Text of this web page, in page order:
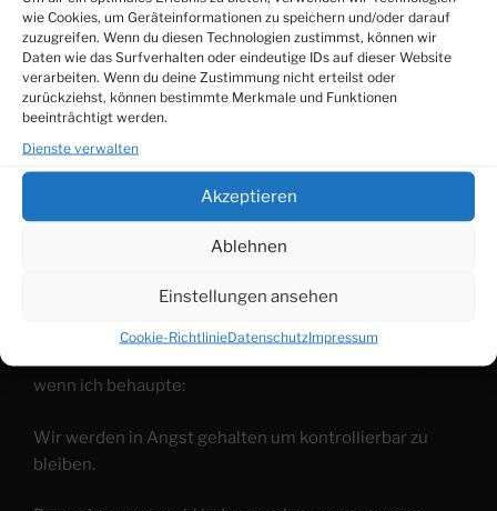
wie Cookies, um Geräteinformationen zu speichern und/oder darauf
zuzugreifen. Wenn du diesen Technologien zustimmst, können wir
Daten wie das Surfverhalten oder eindeutige IDs auf dieser Website
verarbeiten. Wenn du deine Zustimmung nicht erteilst oder
zurückziehst, können bestimmte Merkmale und Funktionen
beeinträchtigt werden.
Dienste verwalten
Akzeptieren
Ablehnen
Einstellungen ansehen
Cookie-RichtlinieDatenschutzImpressum
Ahnung. Und so rechtfertigt sich selbst das
schlechteste Benehmen anderen Lebewesen
gegenüber, denn wer den Wert des Lebens nicht
anerkennt, sieht darin eben keinen, dann kann man es
auch schlecht behandeln und darf es trotzdem noch
wertschätzend nennen.
Anfang der 1974 Jahre gab es einen Film mit Inge
Meysel: Angst essen Seele auf. Rainer Werner
Fassbinder erschuf mit diesem kritischen Sozialdrama
um Abwertung, um Machtgefälle, um Hierarchie geht.
wenn ich behaupte:
Wir werden in Angst gehalten um kontrollierbar zu
bleiben.